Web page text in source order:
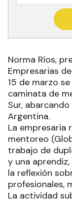
Norma Ríos,
Empresarias
15 de marzo
caminata de
Sur,
Argentina.
La empresaria
mentoreo
trabajo de
y una
la reflexión
profesionales,
La actividad